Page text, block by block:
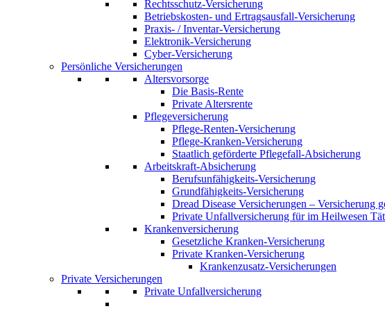
Rechtsschutz-Versicherung
Betriebskosten- und Ertragsausfall-Versicherung
Praxis- / Inventar-Versicherung
Elektronik-Versicherung
Cyber-Versicherung
Persönliche Versicherungen
Altersvorsorge
Die Basis-Rente
Private Altersrente
Pflegeversicherung
Pflege-Renten-Versicherung
Pflege-Kranken-Versicherung
Staatlich geförderte Pflegefall-Absicherung
Arbeitskraft-Absicherung
Berufsunfähigkeits-Versicherung
Grundfähigkeits-Versicherung
Dread Disease Versicherungen – Versicherung
Private Unfallversicherung für im Heilwesen
Krankenversicherung
Gesetzliche Kranken-Versicherung
Private Kranken-Versicherung
Krankenzusatz-Versicherungen
Private Versicherungen
Private Unfallversicherung